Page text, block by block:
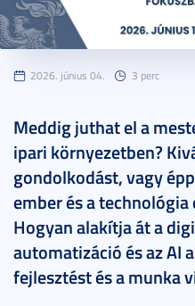
2026. június 04. 3 perc
Meddig juthat el a
ipari környezetben?
gondolkodást, vagy
ember és a
Hogyan alakítja át a
automatizáció és az AI
fejlesztést és a munka